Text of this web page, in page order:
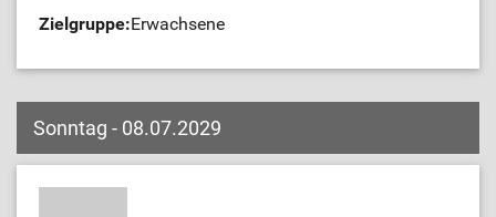
Zielgruppe:Erwachsene
Sonntag - 08.07.2029